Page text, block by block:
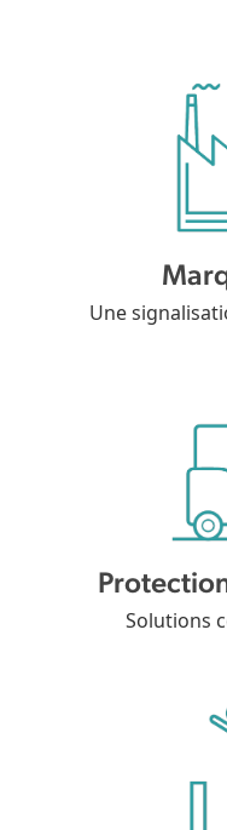
Une
Solutions